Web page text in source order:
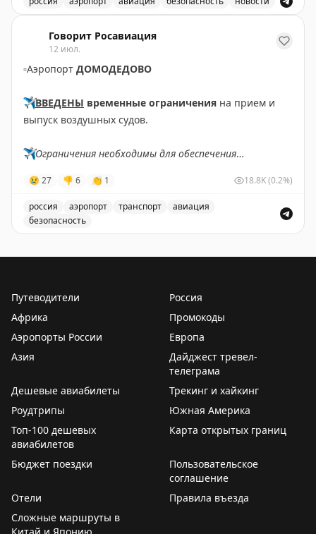
Говорит Росавиация
12 июл.
▫️Аэропорт ДОМОДЕДОВО
✈️ВВЕДЕНЫ временные ограничения на прием и
выпуск воздушных судов.
✈️Ограничения необходимы для обеспечения
✈️ Говорит Росавиация|MАХ
😢 27 👎 6 👏 1 18.8K(0.2%)
россия аэропорт транспорт
авиация
безопасность
Путеводители
Россия
Африка
Промокоды
Аэропорты России
Европа
Азия
Дайджест тревел-
телеграма
Дешевые авиабилеты
Трекинг и хайкинг
Роудтрипы
Южная Америка
Топ-100 дешевых
авиабилетов
Карта открытых границ
Бюджет поездки
Пользовательское
соглашение
Отели
Правила въезда
Сложные маршруты в